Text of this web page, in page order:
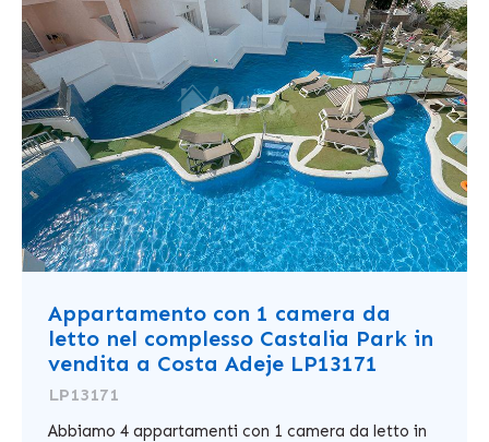
Appartamento con 1 camera da
letto nel complesso Castalia Park in
vendita a Costa Adeje LP13171
LP13171
Abbiamo 4 appartamenti con 1 camera da letto in